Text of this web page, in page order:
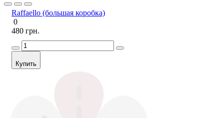
Raffaello (большая коробка)
0
480 грн.
Купить